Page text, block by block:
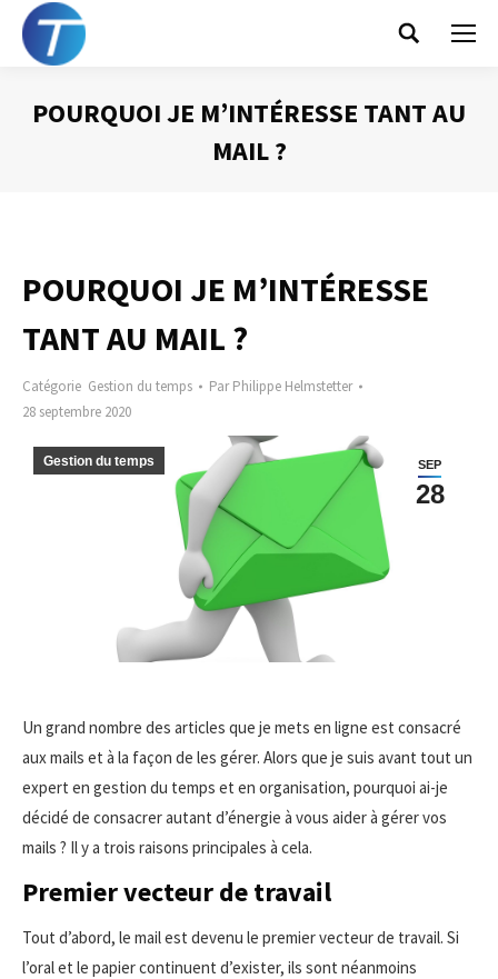
Search:
POURQUOI JE M’INTÉRESSE TANT AU
MAIL ?
POURQUOI JE M’INTÉRESSE
TANT AU MAIL ?
Catégorie Gestion du temps ParPhilippe Helmstetter
28 septembre 2020
SEP
28
Gestion du temps
Un grand nombre des articles que je mets en ligne est consacré
aux mails et à la façon de les gérer. Alors que je suis avant tout un
expert en gestion du temps et en organisation, pourquoi ai-je
décidé de consacrer autant d’énergie à vous aider à gérer vos
mails ? Il y a trois raisons principales à cela.
Premier vecteur de travail
Tout d’abord, le mail est devenu le premier vecteur de travail. Si
l’oral et le papier continuent d’exister, ils sont néanmoins